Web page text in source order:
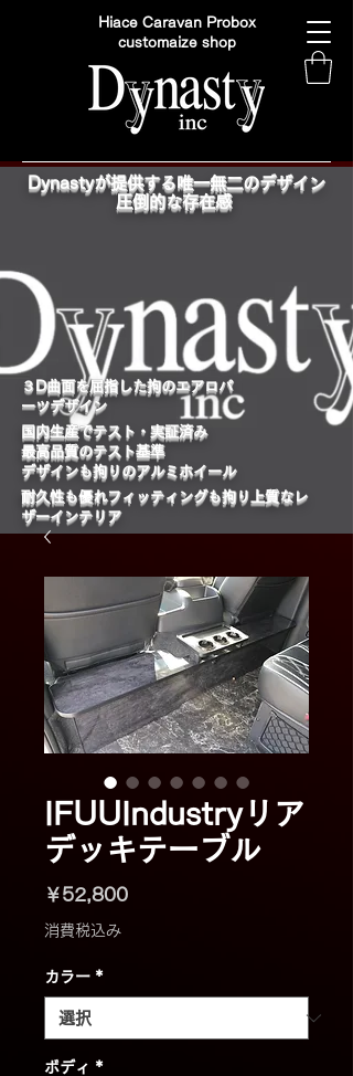
Hiace Caravan Probox
customaize shop
Dynastyが提供する唯一無二のデザイン
圧倒的な存在感
​３D曲面を屈指した拘のエアロパ
ーツデザイン
国内生産でテスト・実証済み
最高品質のテスト基準
デザインも拘りのアルミホイール
​耐久性も優れフィッティングも拘り上質なレ
ザーインテリア
IFUUIndustryリア
デッキテーブル
￥52,800価
消費税込み
カラー *
ボディ *